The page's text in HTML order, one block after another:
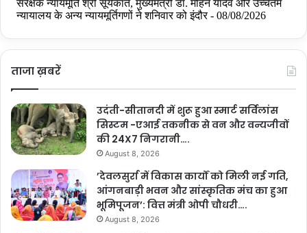
Tags Congress dmk
K Annamalai
Tamil Nadu BJP president K Annamalai
ताजा ख़बरें
उदंती-सीतानदी में शुरू हुआ स्मार्ट सर्विलांस
सिस्टम -एआई तकनीक से वन और वन्यजीवों
की 24X7 निगरानी….
August 8, 2026
’देवलसुर्रा में विकास कार्यों को मिली नई गति,
आंगनबाड़ी भवन और सांस्कृतिक मंच का हुआ
भूमिपूजन’: वित्त मंत्री ओपी चौधरी….
August 8, 2026